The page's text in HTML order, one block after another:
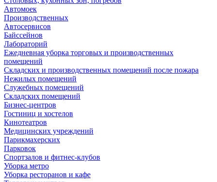
Автомоек
Производственных
Автосервисов
Байссейнов
Лабораторий
Ежедневная уборка торговых и производственных
помещений
Складских и производственных помещений после пожара
Нежилых помещений
Служебных помещений
Складских помещений
Бизнес-центров
Гостиниц и хостелов
Кинотеатров
Медицинских учреждений
Парикмахерских
Парковок
Спортзалов и фитнес-клубов
Уборка метро
Уборка ресторанов и кафе